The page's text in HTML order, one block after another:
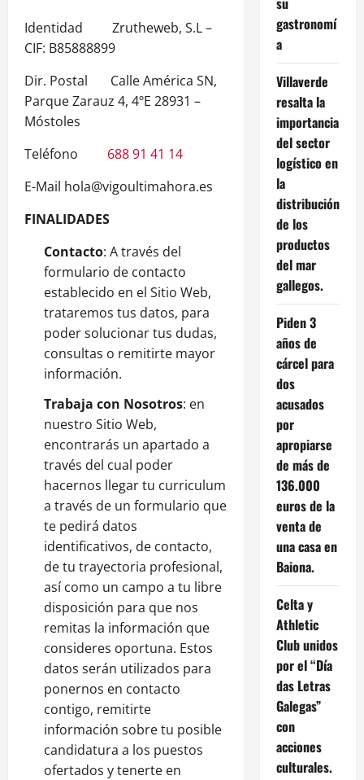
Identidad Zrutheweb, S.L –
CIF: B85888899
Dir. Postal Calle América SN,
Parque Zarauz 4, 4ºE 28931 –
Móstoles
Teléfono 688 91 41 14
E-Mail hola@vigoultimahora.es
FINALIDADES
Contacto: A través del
formulario de contacto
establecido en el Sitio Web,
trataremos tus datos, para
poder solucionar tus dudas,
consultas o remitirte mayor
información.
Trabaja con Nosotros: en
nuestro Sitio Web,
encontrarás un apartado a
través del cual poder
hacernos llegar tu curriculum
a través de un formulario que
te pedirá datos
identificativos, de contacto,
de tu trayectoria profesional,
así como un campo a tu libre
disposición para que nos
remitas la información que
consideres oportuna. Estos
datos serán utilizados para
ponernos en contacto
contigo, remitirte
información sobre tu posible
candidatura a los puestos
ofertados y tenerte en
gastronomí
a
Villaverde
resalta la
importancia
del sector
logístico en
la
distribución
de los
productos
del mar
gallegos.
Piden 3
años de
cárcel para
dos
acusados
por
apropiarse
de más de
136.000
euros de la
venta de
una casa en
Baiona.
Celta y
Athletic
Club unidos
por el “Día
das Letras
Galegas”
con
acciones
culturales.